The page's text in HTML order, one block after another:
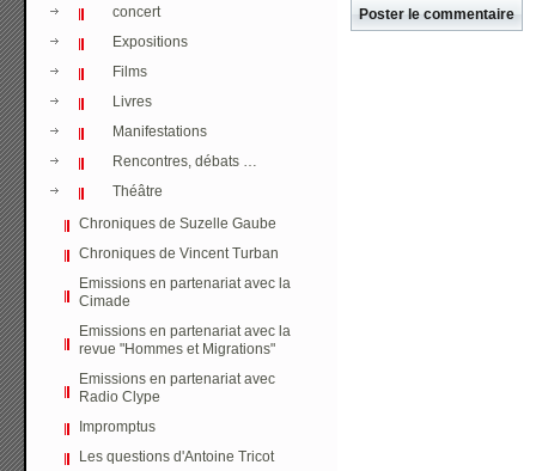
concert
Expositions
Films
Livres
Manifestations
Rencontres, débats …
Théâtre
Chroniques de Suzelle Gaube
Chroniques de Vincent Turban
Emissions en partenariat avec la
Cimade
Emissions en partenariat avec la
revue "Hommes et Migrations"
Emissions en partenariat avec
Radio Clype
Impromptus
Les questions d'Antoine Tricot